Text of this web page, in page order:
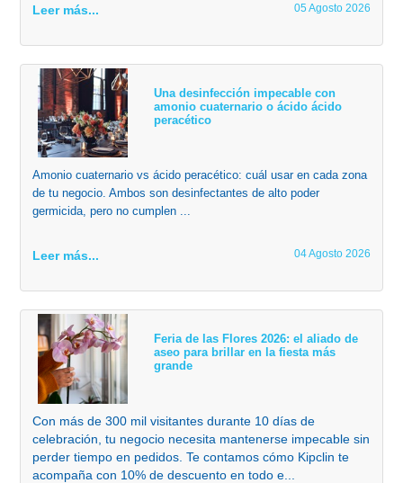
Leer más... 05 Agosto 2026
Una desinfección impecable con
amonio cuaternario o ácido ácido
peracético
Amonio cuaternario vs ácido peracético: cuál usar en cada zona
de tu negocio. Ambos son desinfectantes de alto poder
germicida, pero no cumplen ...
Leer más... 04 Agosto 2026
Feria de las Flores 2026: el aliado de
aseo para brillar en la fiesta más
grande
Con más de 300 mil visitantes durante 10 días de
celebración, tu negocio necesita mantenerse impecable sin
perder tiempo en pedidos. Te contamos cómo Kipclin te
acompaña con 10% de descuento en todo e...